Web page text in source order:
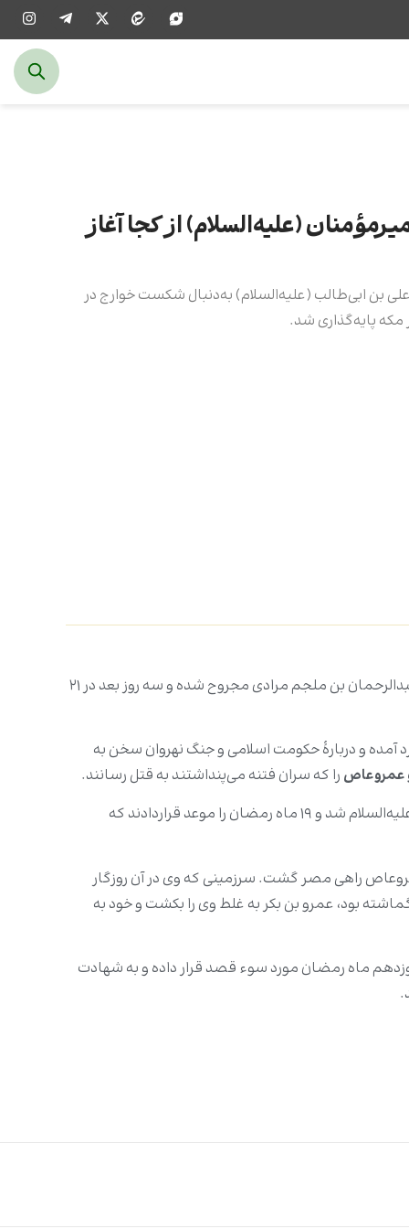
(علیه‌السلام) از کجا آغاز
بن‌ ابی‌طالب (علیه‌السلام) به‌دنبال شکست خوارج در
مکه پایه‌گذاری شد.
مولای متقیان، امیرالمؤمنین (علیه‌السلام) صبحگاه نوزدهم ماه مبارک رمضان سال ۴۰هجری قمری توسط شقی‌ترین انسان‌ها، عبدالرحمان بن ملجم مرادی مجروح شده و سه روز بعد در ۲۱
هم گرد آمده و دربارۀ حکومت اسلامى و جنگ نهروان سخن به
عمروعاص را که سران فتنه مى‌پنداشتند به قتل رسانند.
از این سه تن برک بن عبدالله مأمور قتل معاویه و عمرو بن بکر متعهد کشتن عمروعاص و ابن ملجم متعهد کشتن امیرالمؤمنین علیه‌السلام شد و ۱۹ ماه رمضان را موعد قراردادند که
راهى مصر گشت. سرزمینی که وى در آن روزگار
بود، عمرو بن بکر به غلط وى را بکشت و خود به
ماه رمضان مورد سوء قصد قرار داده و به شهادت